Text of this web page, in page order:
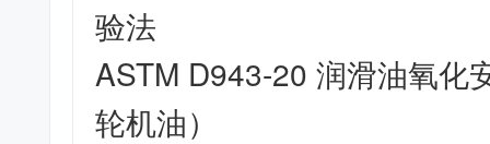
验法
ASTM D943-20 润滑油氧化
轮机油）